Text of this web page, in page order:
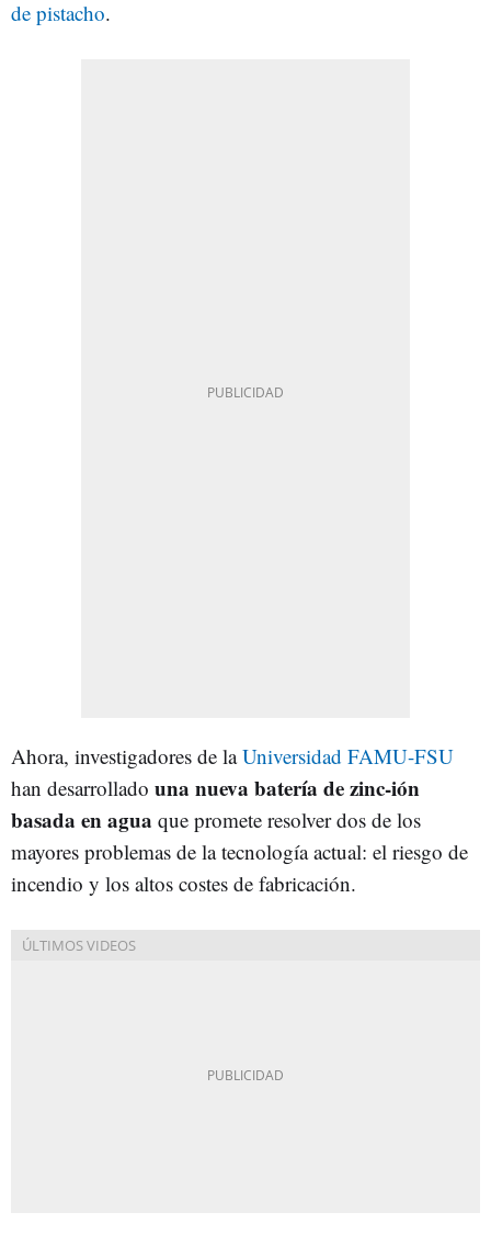
de pistacho.
Ahora, investigadores de laUniversidad FAMU-FSU
han desarrollado una nueva batería de zinc-ión
basada en agua que promete resolver dos de los
mayores problemas de la tecnología actual: el riesgo de
incendio y los altos costes de fabricación.